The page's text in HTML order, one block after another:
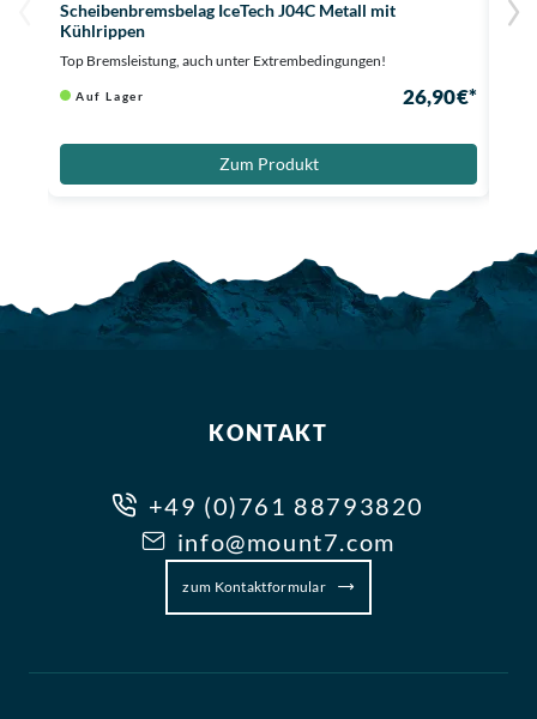
Scheibenbremsbelag IceTech J04C Metall mit
Kühlrippen
Top Bremsleistung, auch unter Extrembedingungen!
Auf Lager 26,90 €*
Zum Produkt
KONTAKT
+49 (0)761 88793820
info@mount7.com
zum Kontaktformular